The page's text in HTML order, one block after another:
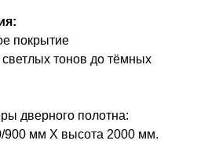
покрытие
тонов до тёмных
дверного полотна:
900 мм Х высота 2000 мм.